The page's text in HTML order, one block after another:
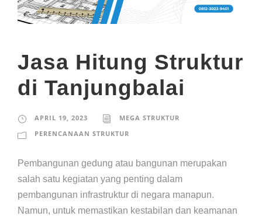
Jasa Hitung Struktur
di Tanjungbalai
APRIL 19, 2023
MEGA STRUKTUR
PERENCANAAN STRUKTUR
Pembangunan gedung atau bangunan merupakan
salah satu kegiatan yang penting dalam
pembangunan infrastruktur di negara manapun.
Namun, untuk memastikan kestabilan dan keamanan